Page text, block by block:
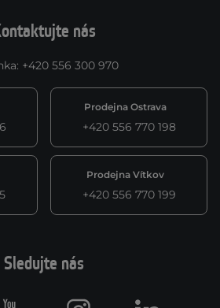
nás
: +420 556 300 970
Prodejna Ostrava
+420 556 770 198
Prodejna Vítkov
+420 556 770 199
Sledujte nás